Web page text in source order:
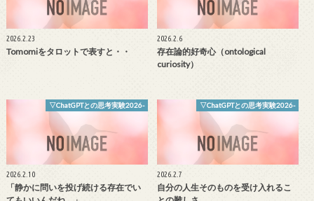
2026.2.23
Tomomiをタロットで表すと・・
2026.2.6
存在論的好奇心（ontological
curiosity）
▽ChatGPTとの思考実験2026-
2026.2.10
「静かに問いを投げ続ける存在でい
▽ChatGPTとの思考実験2026-
2026.2.7
自分の人生そのものを受け入れるこ